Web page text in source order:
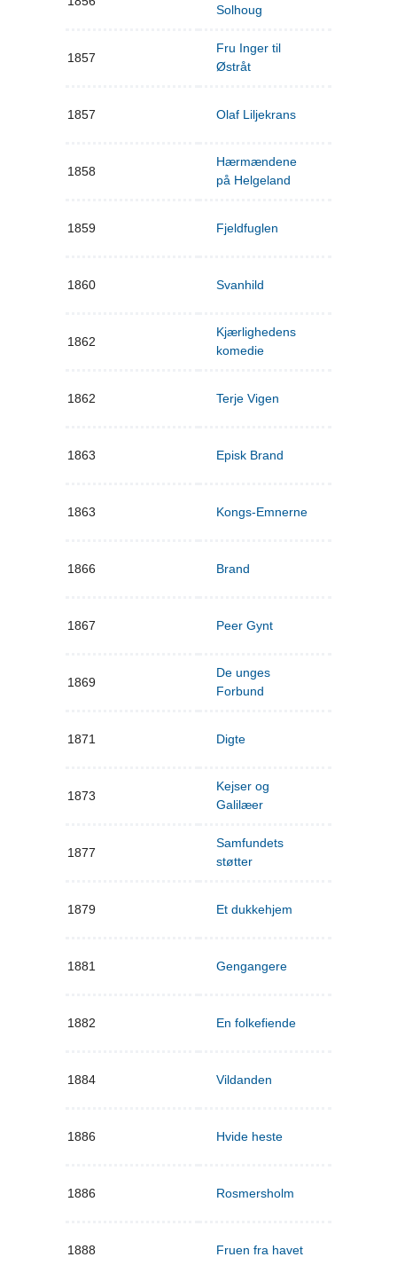
Solhoug
1857
Fru Inger til
Østråt
1857 Olaf Liljekrans
1858
Hærmændene
på Helgeland
1859 Fjeldfuglen
1860 Svanhild
1862
Kjærlighedens
komedie
1862 Terje Vigen
1863 Episk Brand
1863 Kongs-Emnerne
1866 Brand
1867 Peer Gynt
1869
De unges
Forbund
1871 Digte
1873
Kejser og
Galilæer
1877
Samfundets
støtter
1879 Et dukkehjem
1881 Gengangere
1882 En folkefiende
1884 Vildanden
1886 Hvide heste
1886 Rosmersholm
1888 Fruen fra havet